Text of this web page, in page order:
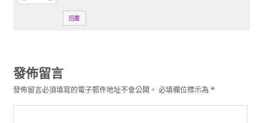
回覆
發佈留言
發佈留言必須填寫的電子郵件地址不會公開。 必填欄位標示為*